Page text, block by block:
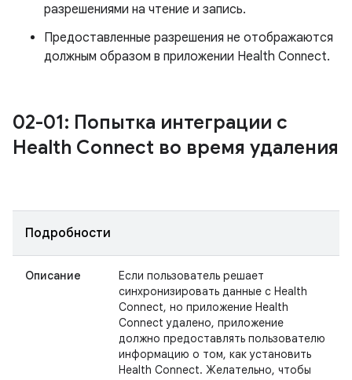
разрешениями на чтение и запись.
Предоставленные разрешения не отображаются
должным образом в приложении Health Connect.
02-01: Попытка интеграции с
Health Connect во время удаления
Подробности
Описание
Если пользователь решает
синхронизировать данные с Health
Connect, но приложение Health
Connect удалено, приложение
должно предоставлять пользователю
информацию о том, как установить
Health Connect. Желательно, чтобы